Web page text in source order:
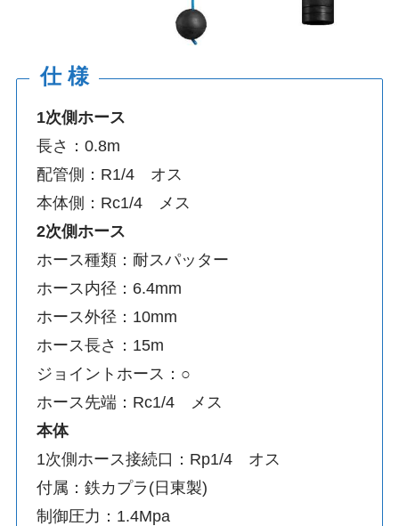
仕 様
1次側ホース
長さ：0.8m
配管側：R1/4 オス
本体側：Rc1/4 メス
2次側ホース
ホース種類：耐スパッター
ホース内径：6.4mm
ホース外径：10mm
ホース長さ：15m
ジョイントホース：○
ホース先端：Rc1/4 メス
本体
1次側ホース接続口：Rp1/4 オス
付属：鉄カプラ(日東製)
制御圧力：1.4Mpa